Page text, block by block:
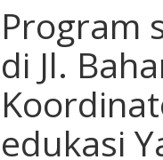
Program
di Jl.
edukasi